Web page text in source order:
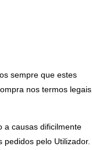
sempre que estes
nos termos legais
a causas dificilmente
pelo Utilizador.